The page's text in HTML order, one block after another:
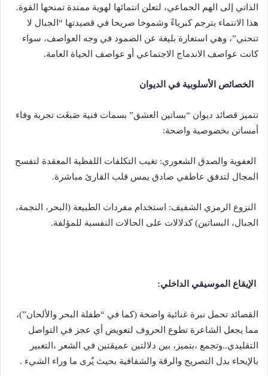
الذاتي إلى الهم الجماعي، لتعلن انتمائها لهوية ممتدة تمنحها القوة.
هذا الانتماء يترجم كبرياءً وشموخا صريحا في قصيدتها “الجبال لا
تنحني”، وهي استعارة بليغة عن الصمود في وجه العواصف، سواء
كانت عواصف الاندماج الاجتماعي أو عواصف الحياة العامة.
الخصائص الأسلوبية في الديوان
تتميز قصائد ديوان “بساتين العشق” بسمات فنية صَبغَت تجربة وفاء
أمساتن بخصوصية واضحة:
العفوية والصدق الشعوري: تغيب التكلفات اللفظية المعقدة لتفسح
المجال لتدفق عاطفي صادق يمس قلب القارئ مباشرة.
النزوع الرمزي الشفيف: استخدام مفردات الطبيعة (البحر، النجمة،
الجبال، البساتين) كدلالات على الحالات النفسية للمؤلفة.
الإيقاع الموسيقي الداخلي:
القصائد تحمل نبرة غنائية واضحة (كما في “طفلة البحر والألحان”)،
مما يجعل الشاعرة تطوع الحروف لتعويض أي عجز في التواصل
التقليدي..وتجمع ،بتميز، بين دلالتين عميقتين في الشعر ،التعبير
بالإيحاء بدل التصريح والرقة والشفافية بحيث يُرى ما وراء الشيء .